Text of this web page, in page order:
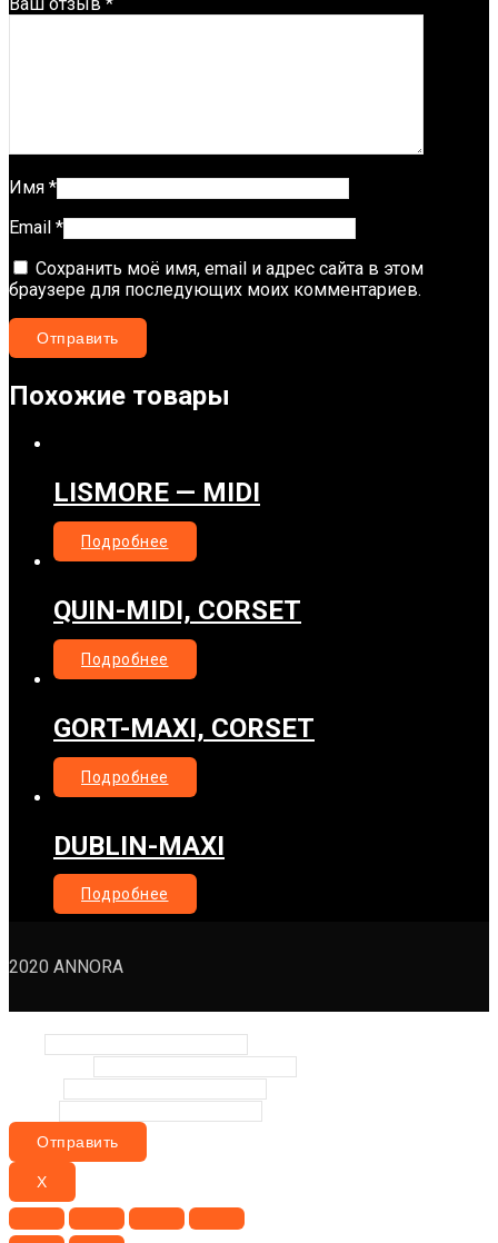
Ваш отзыв *
Имя *
Email *
Сохранить моё имя, email и адрес сайта в этом
браузере для последующих моих комментариев.
Похожие товары
LISMORE — MIDI
Подробнее
QUIN-MIDI, CORSET
Подробнее
GORT-MAXI, CORSET
Подробнее
DUBLIN-MAXI
Подробнее
2020 ANNORA
Отправить
X